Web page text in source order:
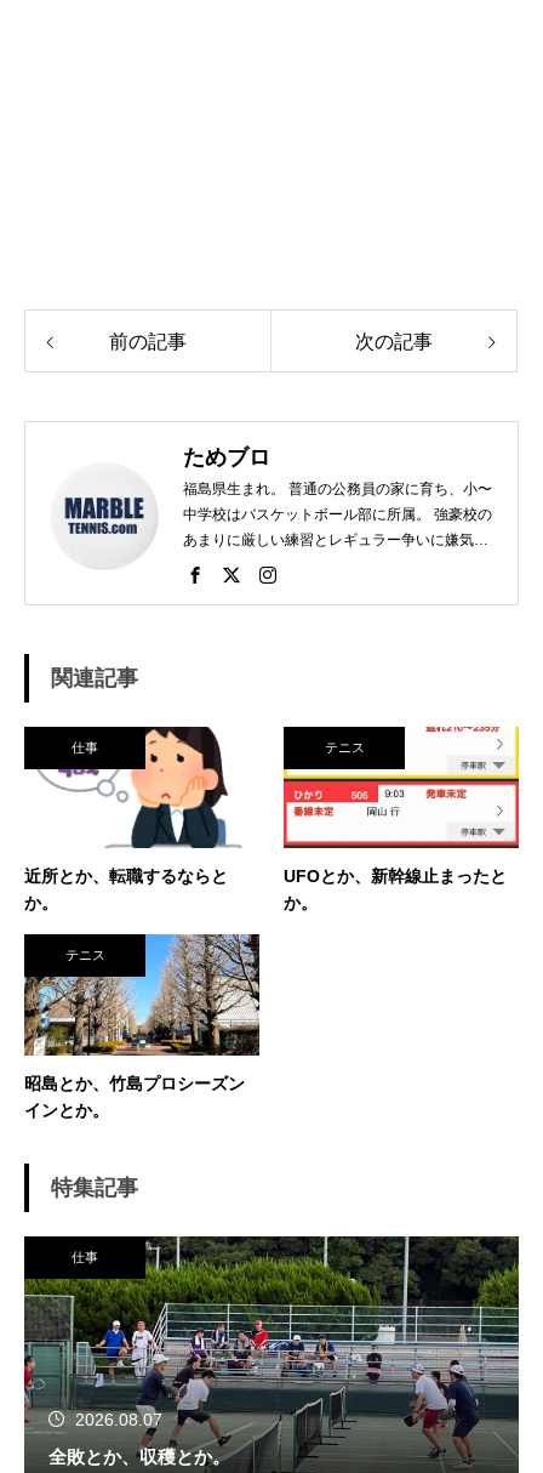
前の記事 次の記事
ためブロ
福島県生まれ。 普通の公務員の家に育ち、小〜
中学校はバスケットボール部に所属。 強豪校の
あまりに厳しい練習とレギュラー争いに嫌気が
さし、個人スポーツをやることに。 高校で見つ
素振りをした途端に、先輩に「センスなし」か
ら一刀両断。（笑） そんなテニスとの出会い
が、今に至り、テニスで生きているという不思
議な人生。 テニスを軸にたくさん勉強させても
らったことを駆使して、 テニス業界、スポーツ
ビジネス界で生きている今現在。 座右の銘は
「努力に勝る天才なし」 セミナー講師や研修も
関連記事
仕事
近所とか、転職するならと
か。
テニス
UFOとか、新幹線止まったと
か。
テニス
昭島とか、竹島プロシーズン
インとか。
特集記事
仕事
2026.08.07
全敗とか、収穫とか。